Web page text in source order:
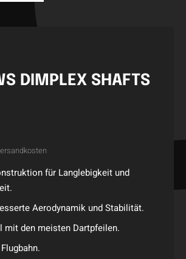
DIMPLEX SHAFTS
für Langlebigkeit und
Aerodynamik und Stabilität.
mit den meisten Dartpfeilen.